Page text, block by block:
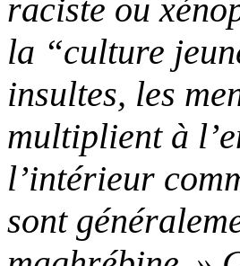
raciste ou
la “culture
insultes, les
multiplient à
l’intérieur
sont